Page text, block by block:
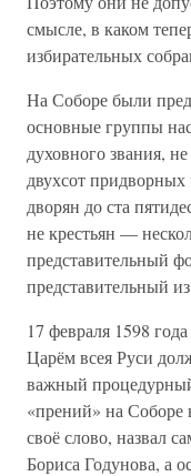
смысле, в каком
избирательных
На Соборе были
основные группы
духовного звания,
двухсот
дворян до ста
не крестьян —
представительный
представительный
17 февраля 1598
Царём всея Руси
важный
«прений» на Соборе
своё слово, назвал
Бориса Годунова, а